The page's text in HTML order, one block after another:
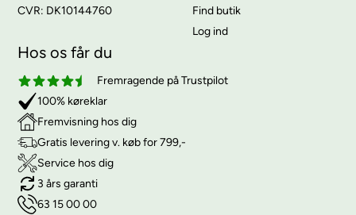
CVR: DK10144760
Find butik
Log ind
Hos os får du
Fremragende på Trustpilot
100% køreklar
Fremvisning hos dig
Gratis levering v. køb for 799,-
Service hos dig
3 års garanti
63 15 00 00